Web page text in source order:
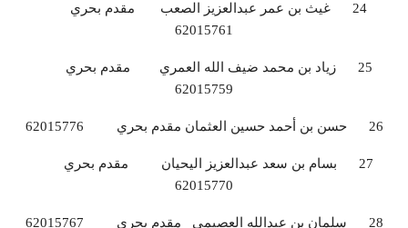
24 غيث بن عمر عبدالعزيز الصعب مقدم بحري
62015761
25 زياد بن محمد ضيف الله العمري مقدم بحري
62015759
26 حسن بن أحمد حسين العثمان مقدم بحري 62015776
27 بسام بن سعد عبدالعزيز اليحيان مقدم بحري
62015770
28 سلمان بن عبدالله العصيمي مقدم بحري 62015767